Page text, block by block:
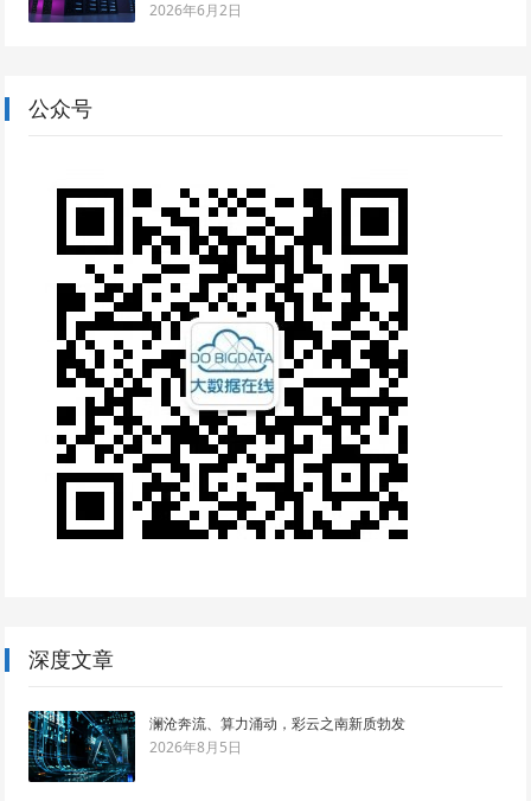
2026年6月2日
公众号
深度文章
澜沧奔流、算力涌动，彩云之南新质勃发
2026年8月5日